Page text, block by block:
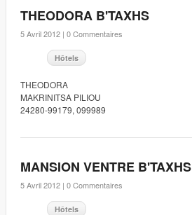
THEODORA B'TAXHS
5 Avril 2012 | 0 Commentaires
Hôtels
THEODORA
MAKRINITSA PILIOU
24280-99179, 099989
MANSION VENTRE B'TAXHS
5 Avril 2012 | 0 Commentaires
Hôtels